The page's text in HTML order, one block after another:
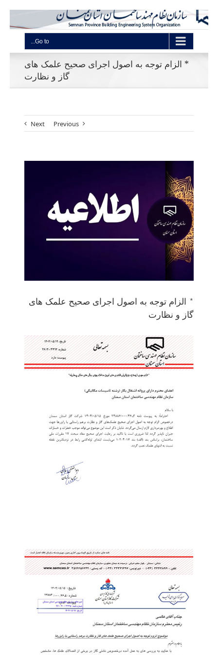
Go to...
* الزام توجه به اصول اجرای صحیح علمک های
گاز و نظارت
Previous
Next
Larger
Image
* الزام توجه به اصول اجرای صحیح علمک های
گاز و نظارت